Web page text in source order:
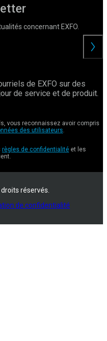
concernant EXFO.
de EXFO sur des
de service et de produit.
vous reconnaissez avoir compris
des utilisateurs.
règles de confidentialité et les
réservés.
de confidentialité